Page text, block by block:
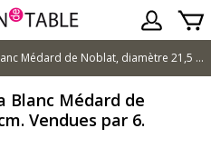
Assiette à dessert Yaka Blanc Médard de Noblat, diamètre 21,5 cm. Vendues par 6.
Blanc Médard de
Vendues par 6.